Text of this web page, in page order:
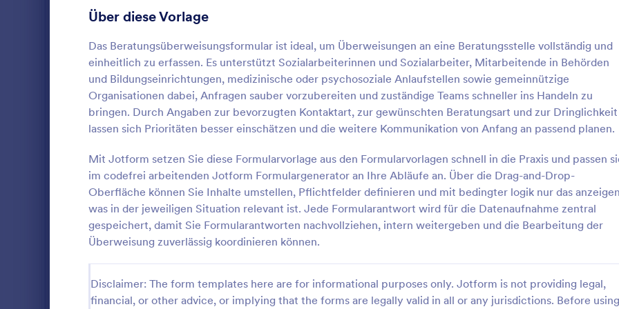
Über diese Vorlage
Das Beratungsüberweisungsformular ist ideal, um Überweisungen an eine Beratungsstelle vollständig und
einheitlich zu erfassen. Es unterstützt Sozialarbeiterinnen und Sozialarbeiter, Mitarbeitende in Behörden
und Bildungseinrichtungen, medizinische oder psychosoziale Anlaufstellen sowie gemeinnützige
Organisationen dabei, Anfragen sauber vorzubereiten und zuständige Teams schneller ins Handeln zu
bringen. Durch Angaben zur bevorzugten Kontaktart, zur gewünschten Beratungsart und zur Dringlichkeit
lassen sich Prioritäten besser einschätzen und die weitere Kommunikation von Anfang an passend planen.
Mit Jotform setzen Sie diese Formularvorlage aus den Formularvorlagen schnell in die Praxis und passen
im codefrei arbeitenden Jotform Formulargenerator an Ihre Abläufe an. Über die Drag-and-Drop-
Oberfläche können Sie Inhalte umstellen, Pflichtfelder definieren und mit bedingter logik nur das
was in der jeweiligen Situation relevant ist. Jede Formularantwort wird für die Datenaufnahme zentral
gespeichert, damit Sie Formularantworten nachvollziehen, intern weitergeben und die Bearbeitung der
Überweisung zuverlässig koordinieren können.
Disclaimer: The form templates here are for informational purposes only. Jotform is not providing legal,
financial, or other advice, or implying that the forms are legally valid in all or any jurisdictions. Before using
Rehabilitationsspezialist Überweisungsformular
mit dem Überweisung für fachärztliche
Rehabilitation Formular, damit Praxen und
Einrichtungen Patientendaten konsistent
weitergeben und die Dringlichkeit für die
weitere Planung klar einordnen können.
Go to Category:
Gesundheitsformulare
Vorlage verwenden
:
Das
unterstützt Organisationen dabei,
Beratungsanfragen einheitlich zu
zu priorisieren und die weitere
Kontaktaufnahme planbar zu
inklusive zentraler
übersichtlicher
Go to Category:
Formulare für Betreuer
Gaming Formulare
Medizinische Umfragen & Fragebögen 104
Medizinische Einverständniserklärungen 88
Einverständniserklärungen 76
Coronavirus Antwortformulare 67
Gesundheitsanmeldeformulare 36
Medizinische Antragsformulare 25
Healthcare Assessment Forms 23